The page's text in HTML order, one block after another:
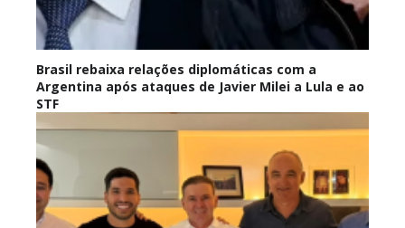
Brasil rebaixa relações diplomáticas com a
Argentina após ataques de Javier Milei a Lula e ao
STF